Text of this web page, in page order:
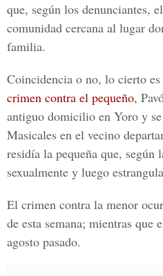
que, según los denunciantes,
comunidad cercana al lugar
familia.
Coincidencia o no, lo cierto es
crimen contra el pequeño,
antiguo domicilio en Yoro y
Masicales en el vecino
residía la pequeña que, según
sexualmente y luego
El crimen contra la menor
de esta semana; mientras que
agosto pasado.